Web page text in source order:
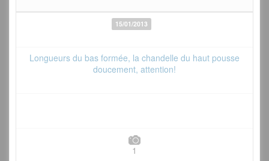
15/01/2013
Longueurs du bas formée, la chandelle du haut pousse
doucement, attention!
1